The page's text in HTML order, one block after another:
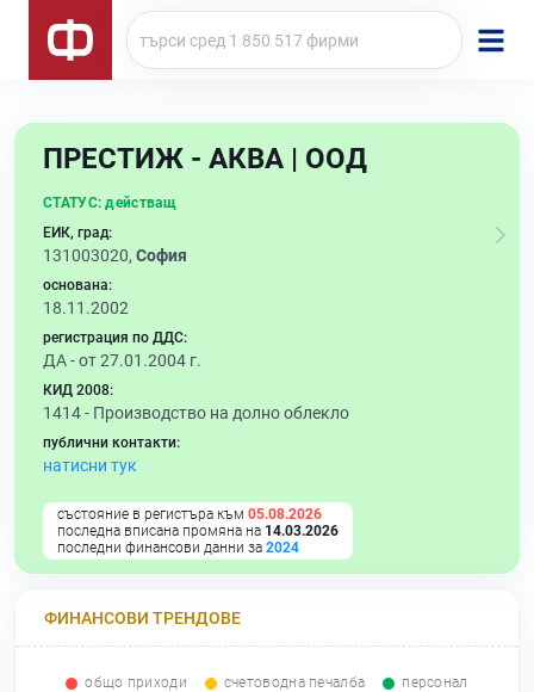
ПРЕСТИЖ - АКВА | ООД
СТАТУС: действащ
ЕИК, град:
131003020, София
основана:
18.11.2002
регистрация по ДДС:
ДА - от 27.01.2004 г.
КИД 2008:
1414 - Производство на долно облекло
публични контакти:
натисни тук
състояние в регистъра към 05.08.2026
последна вписана промяна на 14.03.2026
последни финансови данни за 2024
ФИНАНСОВИ ТРЕНДОВЕ
общо приходи счетоводна печалба персонал